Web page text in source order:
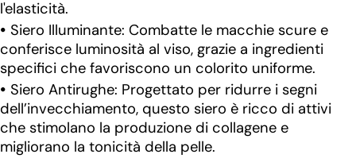
l'elasticità.
Siero Illuminante: Combatte le macchie scure e
conferisce luminosità al viso, grazie a ingredienti
specifici che favoriscono un colorito uniforme.
Siero Antirughe: Progettato per ridurre i segni
dell’invecchiamento, questo siero è ricco di attivi
che stimolano la produzione di collagene e
migliorano la tonicità della pelle.